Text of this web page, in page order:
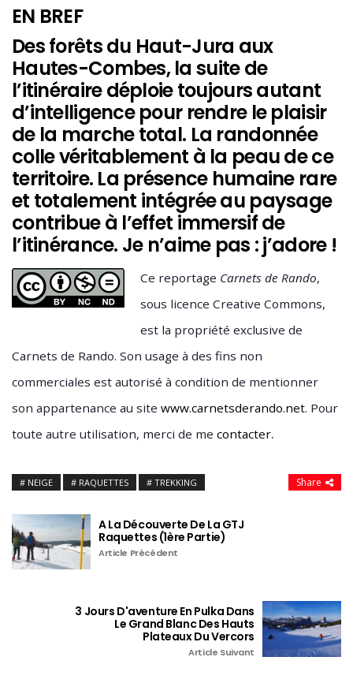
EN BREF
Des forêts du Haut-Jura aux
Hautes-Combes, la suite de
l’itinéraire déploie toujours autant
d’intelligence pour rendre le plaisir
de la marche total. La randonnée
colle véritablement à la peau de ce
territoire. La présence humaine rare
et totalement intégrée au paysage
contribue à l’effet immersif de
l’itinérance. Je n’aime pas : j’adore !
Ce reportage Carnets de Rando,
sous licence Creative Commons,
est la propriété exclusive de
Carnets de Rando. Son usage à des fins non
commerciales est autorisé à condition de mentionner
son appartenance au site www.carnetsderando.net. Pour
toute autre utilisation, merci de me contacter.
NEIGE RAQUETTES TREKKING Share
A La Découverte De La GTJ
Raquettes (1ère Partie)
Article Précédent
3 Jours D'aventure En Pulka Dans
Le Grand Blanc Des Hauts
Plateaux Du Vercors
Article Suivant